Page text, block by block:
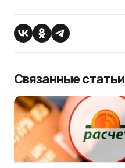
Связанные статьи